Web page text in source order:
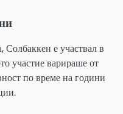
е участвал в
участие варираше от
по време на години